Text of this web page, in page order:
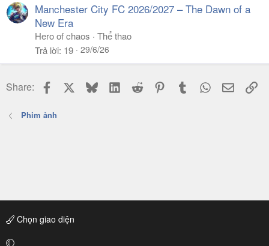
Manchester City FC 2026/2027 – The Dawn of a
New Era
Hero of chaos
Thể thao
Trả lời 19 29/6/26
Share: Facebook BlueskyLinkedIn
Reddit PinterestTumblr WhatsApp
Email
Phim ảnh
Chọn giao diện